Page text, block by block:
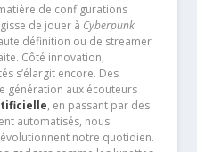
de configurations
de jouer à Cyberpunk
définition ou de streamer
Côté innovation,
s’élargit encore. Des
génération aux écouteurs
, en passant par des
automatisés, nous
notre quotidien.